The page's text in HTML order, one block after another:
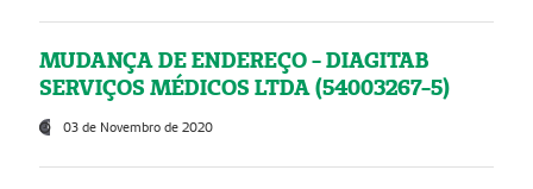
MUDANÇA DE ENDEREÇO - DIAGITAB
SERVIÇOS MÉDICOS LTDA (54003267-5)
03 de Novembro de 2020